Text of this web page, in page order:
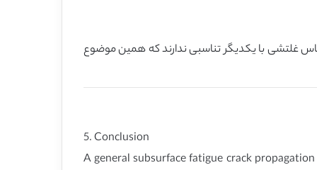
غلتشی با یکدیگر تناسبی ندارند که همین موضوع
5. Conclusion
A general subsurface fatigue crack